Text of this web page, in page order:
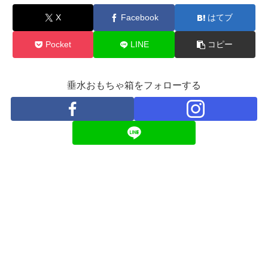
X Facebook はてブ
Pocket LINE コピー
垂水おもちゃ箱をフォローする